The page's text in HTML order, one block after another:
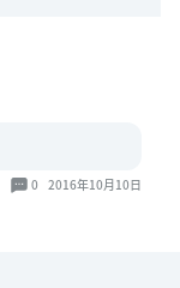
0 2016年10月10日